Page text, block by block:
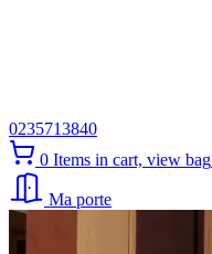
0235713840
0 Items in cart, view bag
Ma porte